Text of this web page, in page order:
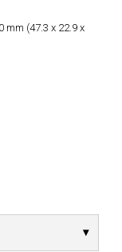
mm (47.3 x 22.9 x